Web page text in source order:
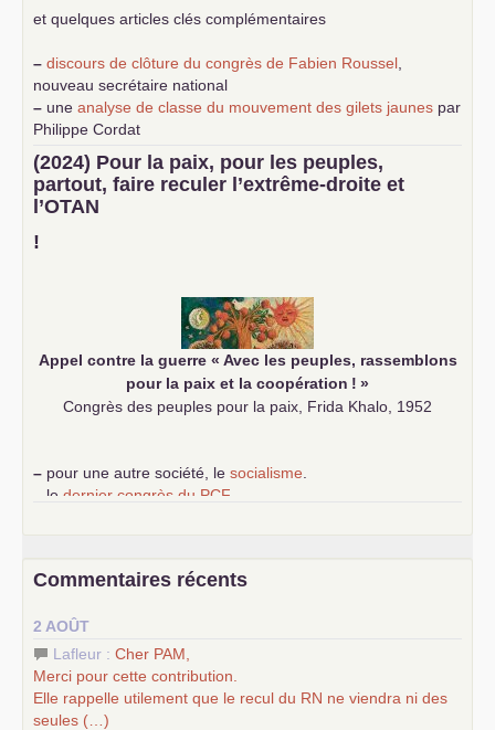
et quelques articles clés complémentaires
– discours de clôture du congrès de Fabien Roussel
nouveau secrétaire national
– une analyse de classe du mouvement des gilets jaunes par
Philippe Cordat
–
un texte de Jean-Claude Delaunay
le marxisme est la
science sociale de notre temps
–un appel proposé aux partis communistes et ouvrier
d’Europe
–
(2024) Pour la paix, pour les peuples,
partout, faire reculer l’extrême-droite et
l’OTAN
!
Appel contre la guerre « Avec les peuples, rassemblons
pour la paix et la coopération ! »
Congrès des peuples pour la paix, Frida Khalo, 1952
– pour une autre société, le socialisme
le dernier congrès du PCF
science sociale de notre temps
d’Europe
–lescinq chantiers pour contribuer au débat sur le projet
communiste
Commentaires récents
2 AOÛT
Lafleur : Cher PAM
Merci pour cette contribution.
Elle rappelle utilement que le recul du RN ne viendra ni des
seules (…)